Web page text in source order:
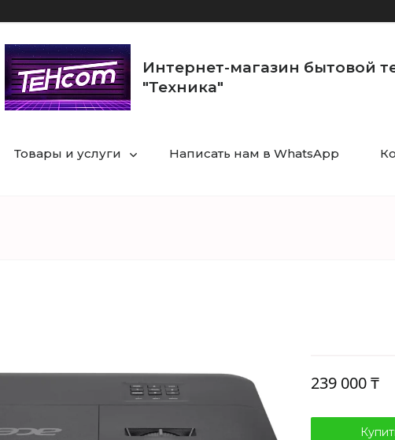
Интернет-магазин бытовой
"Техника"
Товары и услуги Написать нам в WhatsApp
239 000 ₸